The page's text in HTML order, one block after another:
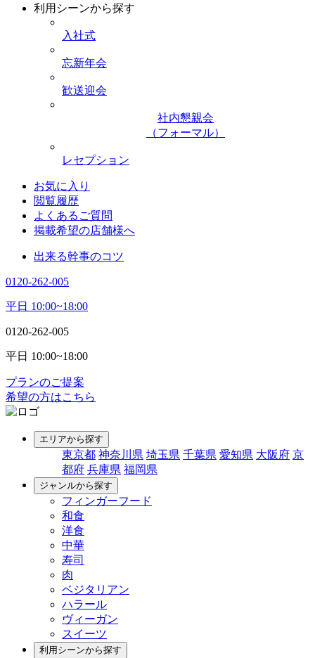
利用シーンから探す
入社式
忘新年会
歓送迎会
社内懇親会
（フォーマル）
レセプション
お気に入り
閲覧履歴
よくあるご質問
掲載希望の店舗様へ
出来る幹事のコツ
0120-262-005
平日 10:00~18:00
0120-262-005
平日 10:00~18:00
プランのご提案
希望の方はこちら
エリアから探す
東京都 神奈川県 埼玉県 千葉県 愛知県 大阪府 京
都府 兵庫県 福岡県
ジャンルから探す
フィンガーフード
和食
洋食
中華
寿司
肉
ベジタリアン
ハラール
ヴィーガン
スイーツ
利用シーンから探す